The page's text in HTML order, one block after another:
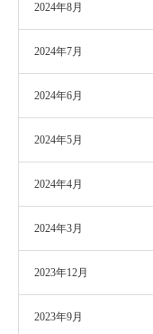
2024年8月
2024年7月
2024年6月
2024年5月
2024年4月
2024年3月
2023年12月
2023年9月